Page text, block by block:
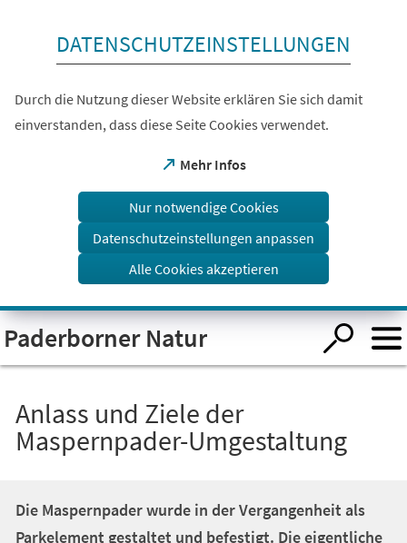
Visuelle
Assistenzsoftware
öffnen.
DATENSCHUTZEINSTELLUNGEN
Durch die Nutzung dieser Website erklären Sie sich damit
einverstanden, dass diese Seite Cookies verwendet.
Mehr Infos
(Öffnet
einem
Tab)
Nur notwendige Cookies
Datenschutzeinstellungen anpassen
Alle Cookies akzeptieren
Paderborner Natur
Anlass und Ziele der
Maspernpader-Umgestaltung
Die Maspernpader wurde in der Vergangenheit als
Parkelement gestaltet und befestigt. Die eigentliche